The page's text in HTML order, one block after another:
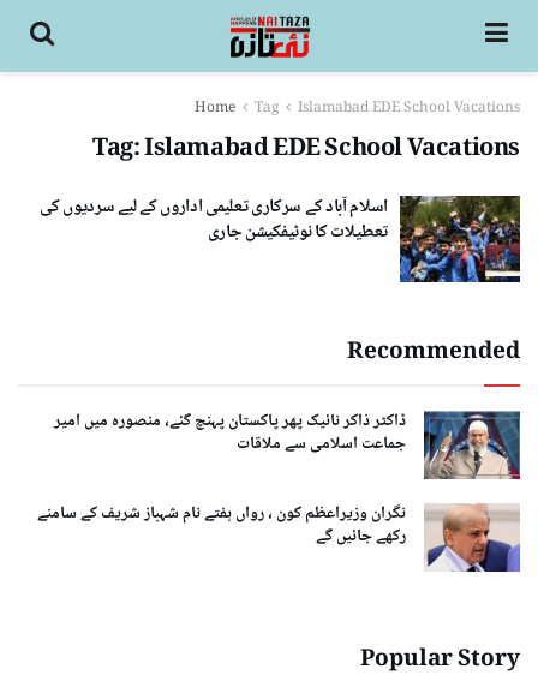
Home Tag Islamabad EDE School Vacations
Tag:Islamabad EDE School Vacations
اسلام آباد کے سرکاری تعلیمی اداروں کے لیے سردیوں کی
تعطیلات کا نوٹیفکیشن جاری
Recommended
ڈاکٹر ذاکر نائیک پھر پاکستان پہنچ گئے، منصورہ میں امیر
جماعت اسلامی سے ملاقات
نگران وزیراعظم کون ، رواں ہفتے نام شہباز شریف کے سامنے
رکھے جائیں گے
Popular Story